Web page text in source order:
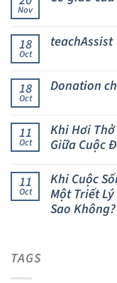
Nov
18
Oct
teachAssist
18
Oct
Donation
11
Oct
Khi Hơi
Giữa Cuộc
11
Oct
Khi Cuộc
Một Triết
Sao Không?
TAGS